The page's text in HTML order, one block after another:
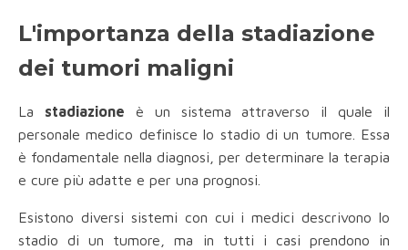
L'importanza della stadiazione
dei tumori maligni
La stadiazione è un sistema attraverso il quale il
personale medico definisce lo stadio di un tumore. Essa
è fondamentale nella diagnosi, per determinare la terapia
e cure più adatte e per una prognosi.
Esistono diversi sistemi con cui i medici descrivono lo
stadio di un tumore, ma in tutti i casi prendono in